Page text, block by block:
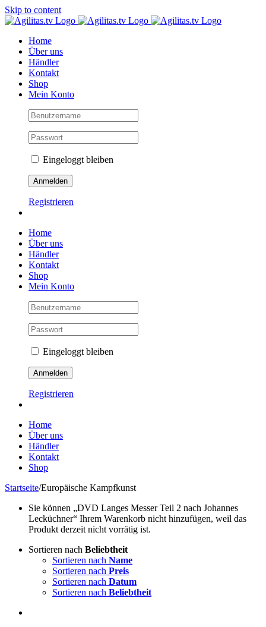
Skip to content
Home
Über uns
Händler
Kontakt
Shop
Mein Konto
Eingeloggt bleiben
Registrieren
Home
Über uns
Händler
Kontakt
Shop
Mein Konto
Eingeloggt bleiben
Registrieren
Home
Über uns
Händler
Kontakt
Shop
Startseite/Europäische Kampfkunst
Sie können „DVD Langes Messer Teil 2 nach Johannes
Lecküchner“ Ihrem Warenkorb nicht hinzufügen, weil das
Produkt derzeit nicht vorrätig ist.
Sortieren nach Beliebtheit
Sortieren nach Name
Sortieren nach Preis
Sortieren nach Datum
Sortieren nach Beliebtheit